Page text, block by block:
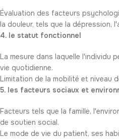
Évaluation des facteurs
la douleur, tels que la dépression,
4. le statut fonctionnel
La mesure dans laquelle l'individu
vie quotidienne.
Limitation de la mobilité et niveau
5. les facteurs sociaux et
Facteurs tels que la famille,
de soutien social.
Le mode de vie du patient, ses